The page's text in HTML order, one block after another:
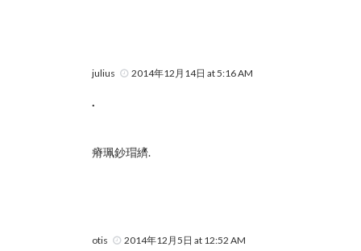
julius 2014年12月14日 at 5:16 AM
.
瘠珮鈔瑁纃.
otis 2014年12月5日 at 12:52 AM